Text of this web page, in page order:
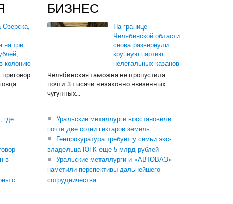
на три
колонию
где
в
с
БИЗНЕС
На границе
Челябинской области
снова развернули
крупную партию
нелегальных казанов
Челябинская таможня не пропустила
почти 3 тысячи незаконно ввезенных
чугунных...
Уральские металлурги восстановили
почти две сотни гектаров земель
Генпрокуратура требует у семьи экс-
владельца ЮГК еще 5 млрд рублей
Уральские металлурги и «АВТОВАЗ»
наметили перспективы дальнейшего
сотрудничества